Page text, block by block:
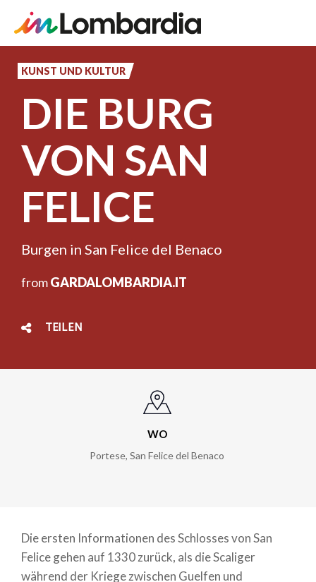
zumKUNST UND KULTUR
DIE BURG
VON SAN
FELICE
Burgen in San Felice del Benaco
fromGARDALOMBARDIA.IT
TEILEN
WO
Portese, San Felice del Benaco
Die ersten Informationen des Schlosses von San
Felice gehen auf 1330 zurück, als die Scaliger
während der Kriege zwischen Guelfen und